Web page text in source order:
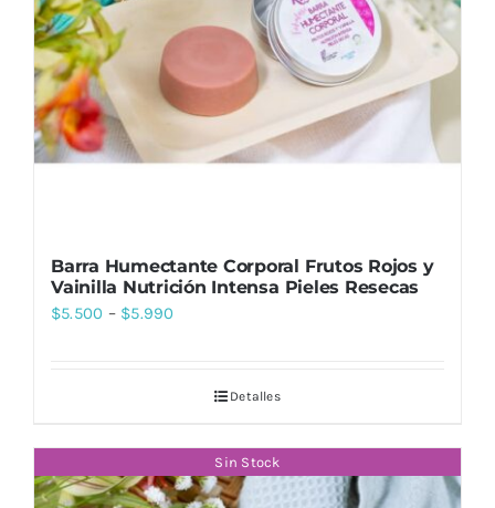
Barra Humectante Corporal Frutos Rojos y
Vainilla Nutrición Intensa Pieles Resecas
$5.500 – $5.990
Detalles
Sin Stock